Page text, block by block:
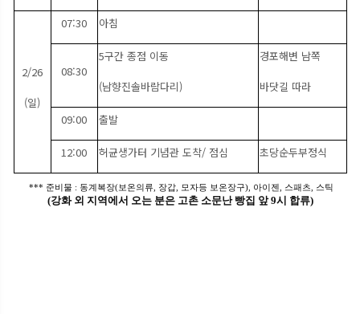
2/26
(일)
07:30 아침
08:30
5구간 종점 이동
(남향진솔바람다리)
경포해변 남쪽
바닷길 따라
09:00 출발
12:00 허균생가터 기념관 도착/ 점심 초당순두부정식
*** 준비물 : 동계복장(보온의류, 장갑, 모자등 보온장구), 아이젠, 스패츠, 스틱
(강화 외 지역에서 오는 분은 고촌 소문난 빵집 앞 9시 합류)